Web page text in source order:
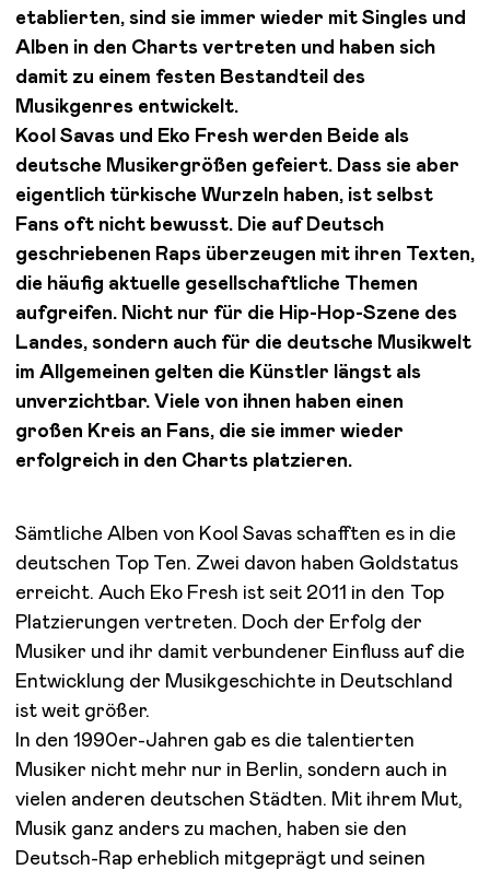
etablierten, sind sie immer wieder mit Singles und
Alben in den Charts vertreten und haben sich
damit zu einem festen Bestandteil des
Musikgenres entwickelt.
Kool Savas und Eko Fresh werden Beide als
deutsche Musikergrößen gefeiert. Dass sie aber
eigentlich türkische Wurzeln haben, ist selbst
Fans oft nicht bewusst. Die auf Deutsch
geschriebenen Raps überzeugen mit ihren Texten,
die häufig aktuelle gesellschaftliche Themen
aufgreifen. Nicht nur für die Hip-Hop-Szene des
Landes, sondern auch für die deutsche Musikwelt
im Allgemeinen gelten die Künstler längst als
unverzichtbar. Viele von ihnen haben einen
großen Kreis an Fans, die sie immer wieder
erfolgreich in den Charts platzieren.
Sämtliche Alben von Kool Savas schafften es in die
deutschen Top Ten. Zwei davon haben Goldstatus
erreicht. Auch Eko Fresh ist seit 2011 in den Top
Platzierungen vertreten. Doch der Erfolg der
Musiker und ihr damit verbundener Einfluss auf die
Entwicklung der Musikgeschichte in Deutschland
ist weit größer.
In den 1990er-Jahren gab es die talentierten
Musiker nicht mehr nur in Berlin, sondern auch in
vielen anderen deutschen Städten. Mit ihrem Mut,
Musik ganz anders zu machen, haben sie den
Deutsch-Rap erheblich mitgeprägt und seinen